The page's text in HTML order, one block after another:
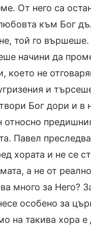
От него са
към Бог
той го вършеше.
начини да
което не
и
Бог дори и в
Павел
хората и не се
а не от
много за
особено за
на такива хора